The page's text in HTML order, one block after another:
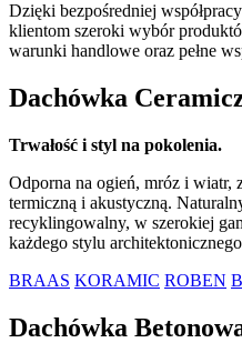
Dzięki bezpośredniej
klientom szeroki wybór
warunki handlowe oraz pełne
Dachówka
Trwałość i styl na pokolenia.
Odporna na ogień, mróz i wiatr,
termiczną i akustyczną.
recyklingowalny, w szerokiej
każdego stylu
BRAAS KORAMIC ROBEN
Dachówka